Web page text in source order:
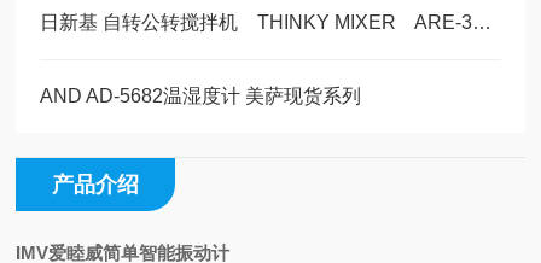
日新基 自转公转搅拌机 THINKY MIXER ARE-312 产品介绍
AND AD-5682温湿度计 美萨现货系列
产品介绍
IMV爱睦威简单智能振动计